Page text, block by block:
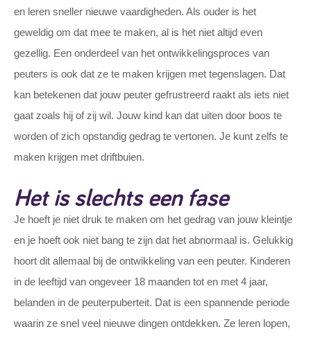
en leren sneller nieuwe vaardigheden. Als ouder is het
geweldig om dat mee te maken, al is het niet altijd even
gezellig. Een onderdeel van het ontwikkelingsproces van
peuters is ook dat ze te maken krijgen met tegenslagen. Dat
kan betekenen dat jouw peuter gefrustreerd raakt als iets niet
gaat zoals hij of zij wil. Jouw kind kan dat uiten door boos te
worden of zich opstandig gedrag te vertonen. Je kunt zelfs te
maken krijgen met driftbuien.
Het is slechts een fase
Je hoeft je niet druk te maken om het gedrag van jouw kleintje
en je hoeft ook niet bang te zijn dat het abnormaal is. Gelukkig
hoort dit allemaal bij de ontwikkeling van een peuter. Kinderen
in de leeftijd van ongeveer 18 maanden tot en met 4 jaar,
belanden in de peuterpuberteit. Dat is een spannende periode
waarin ze snel veel nieuwe dingen ontdekken. Ze leren lopen,